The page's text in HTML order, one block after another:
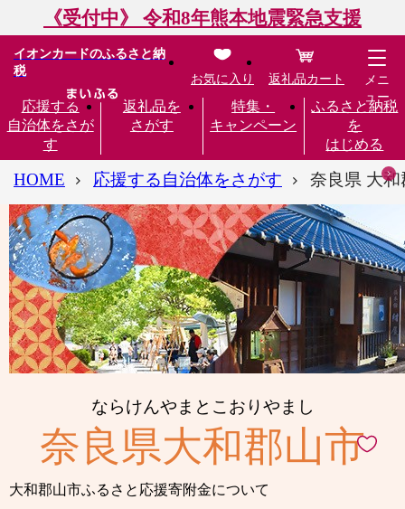
《受付中》 令和8年熊本地震緊急支援
イオンカードのふるさと納
税
応援する
自治体をさが
す
返礼品を
さがす
特集・
キャンペーン
ふるさと納税
を
はじめる
お気に入り 返礼品カート
メニ
ュー
HOME 応援する自治体をさがす 奈良県 大和
ならけんやまとこおりやまし
奈良県大和郡山市
大和郡山市ふるさと応援寄附金について